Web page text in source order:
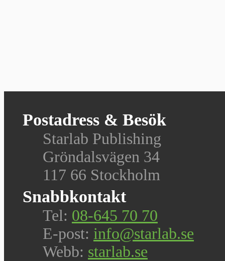
Postadress & Besök
Starlab Publishing
Gröndalsvägen 34
117 66 Stockholm
Snabbkontakt
Tel: 08-645 70 70
E-post: info@starlab.se
Webb: starlab.se